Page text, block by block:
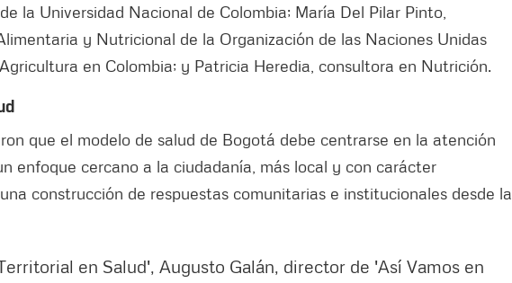
la Universidad Nacional de Colombia; María Del Pilar Pinto,
y Nutricional de la Organización de las Naciones Unidas
en Colombia; y Patricia Heredia, consultora en Nutrición.
que el modelo de salud de Bogotá debe centrarse en la atención
enfoque cercano a la ciudadanía, más local y con carácter
construcción de respuestas comunitarias e institucionales desde la
en Salud', Augusto Galán, director de 'Así Vamos en